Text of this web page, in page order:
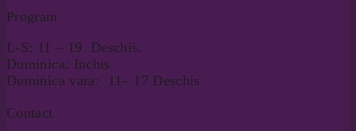
Program
L-S: 11 – 19 Deschis.
Duminica: Inchis
Duminica vara: 11– 17 Deschis
Contact